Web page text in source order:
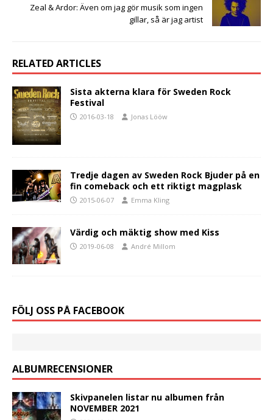
Zeal & Ardor: Även om jag gör musik som ingen
gillar, så är jag artist
RELATED ARTICLES
Sista akterna klara för Sweden Rock
Festival
2016-03-18 Jonas Lööw
Tredje dagen av Sweden Rock Bjuder på en
fin comeback och ett riktigt magplask
2015-06-07 Emma Kling
Värdig och mäktig show med Kiss
2019-06-08 André Millom
FÖLJ OSS PÅ FACEBOOK
ALBUMRECENSIONER
Skivpanelen listar nu albumen från
NOVEMBER 2021